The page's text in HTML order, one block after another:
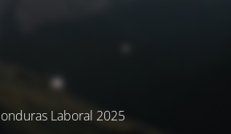
Laboral 2025